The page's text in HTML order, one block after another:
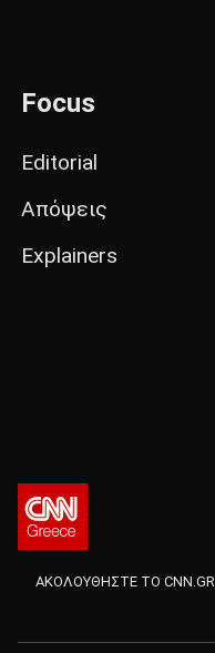
Focus
Editorial
Απόψεις
Explainers
ΑΚΟΛΟΥΘΗΣΤΕ ΤΟ CNN.GR